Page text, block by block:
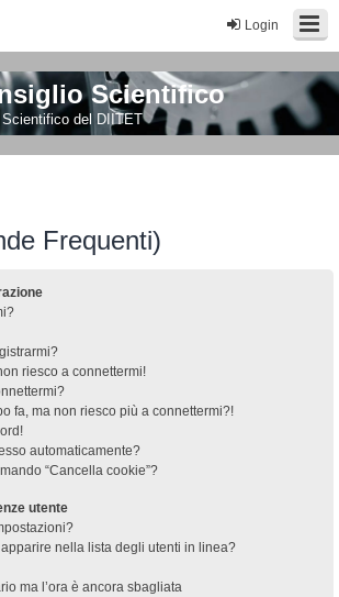
Login
Scientifico
del DIITET
Frequenti)
riesco a connettermi!
fa, ma non riesco più a connettermi?!
automaticamente?
“Cancella cookie”?
utente
nella lista degli utenti in linea?
ma l’ora è ancora sbagliata